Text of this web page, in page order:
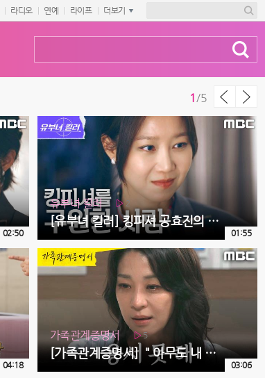
라디오 연예 라이프 더보기
02:50
유부녀 킬러 2
[유부녀 킬러] 킹피셔 공효진의 구원자, 평범한 삶을 선물해 준 정준원의 존재, MBC 260807 방송
01:55
04:18
가족관계증명서 5
[가족관계증명서] ＂아무도 내 편이 없으니까＂ 임지은 앞에서 눈물 흘리는 한고은, MBC 260807 방송
03:06
1 /5